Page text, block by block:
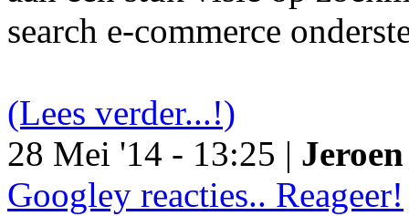
search e-commerce
(Lees verder...!)
28 Mei '14 - 13:25 |
Googley reacties.. Reageer!